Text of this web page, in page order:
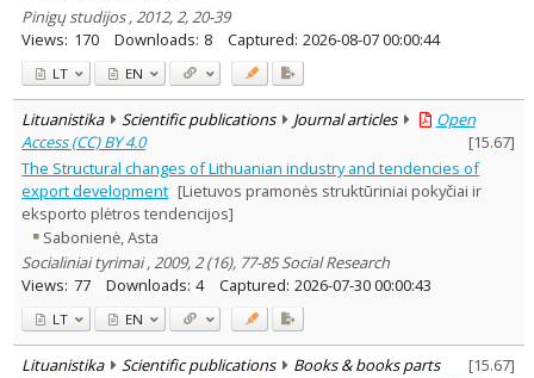
Pinigų studijos , 2012, 2, 20-39
Views: 170 Downloads: 8 Captured: 2026-08-07 00:00:44
LT EN
Lituanistika Scientific publications Journal articles
Open
Access (CC) BY 4.0
[15.67]
The Structural changes of Lithuanian industry and tendencies of
export development [Lietuvos pramonės struktūriniai pokyčiai ir
eksporto plėtros tendencijos]
Sabonienė, Asta
Socialiniai tyrimai , 2009, 2 (16), 77-85 Social Research
Views: 77 Downloads: 4 Captured: 2026-07-30 00:00:43
LT EN
Lituanistika Scientific publications Books & books parts [15.67]